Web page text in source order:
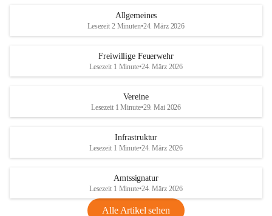
Allgemeines
Lesezeit 2 Minuten•24. März 2026
Freiwillige Feuerwehr
Lesezeit 1 Minute•24. März 2026
Vereine
Lesezeit 1 Minute•29. Mai 2026
Infrastruktur
Lesezeit 1 Minute•24. März 2026
Amtssignatur
Lesezeit 1 Minute•24. März 2026
Alle Artikel sehen